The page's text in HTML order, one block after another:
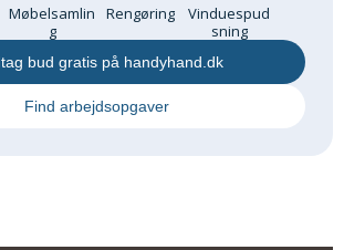
Møbelsamlin
g
Rengøring
Vinduespud
sning
bud gratis på handyhand.dk
Find arbejdsopgaver